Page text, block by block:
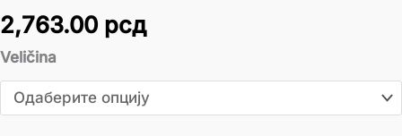
2,763.00 рсд
Veličina